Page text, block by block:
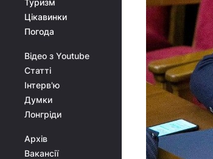
Туризм
Цікавинки
Погода
Відео з Youtube
Статті
Інтерв'ю
Думки
Лонгріди
Архів
Вакансії